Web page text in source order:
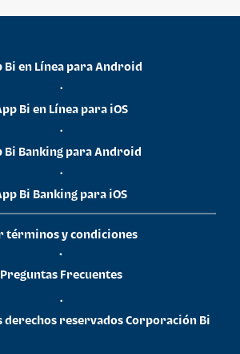
Bi en Línea para Android
•
Bi en Línea para iOS
•
Bi Banking para Android
•
Bi Banking para iOS
términos y condiciones
•
Preguntas Frecuentes
•
derechos reservados Corporación Bi